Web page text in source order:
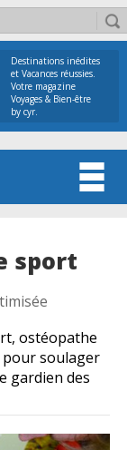
Destinations inédites
et Vacances réussies.
Votre magazine
Voyages & Bien-être
by cyr.
sport
ostéopathe
pour soulager
gardien des